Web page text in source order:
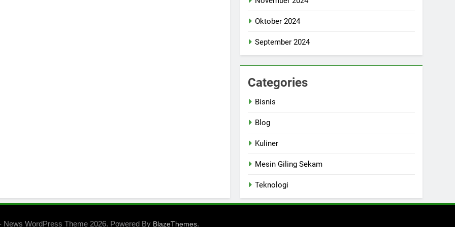
Oktober 2024
September 2024
Categories
Bisnis
Blog
Kuliner
Mesin Giling Sekam
Teknologi
News WordPress Theme 2026. Powered By BlazeThemes.